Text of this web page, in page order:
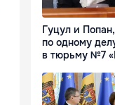
Гуцул и
по одному
в тюрьму №7